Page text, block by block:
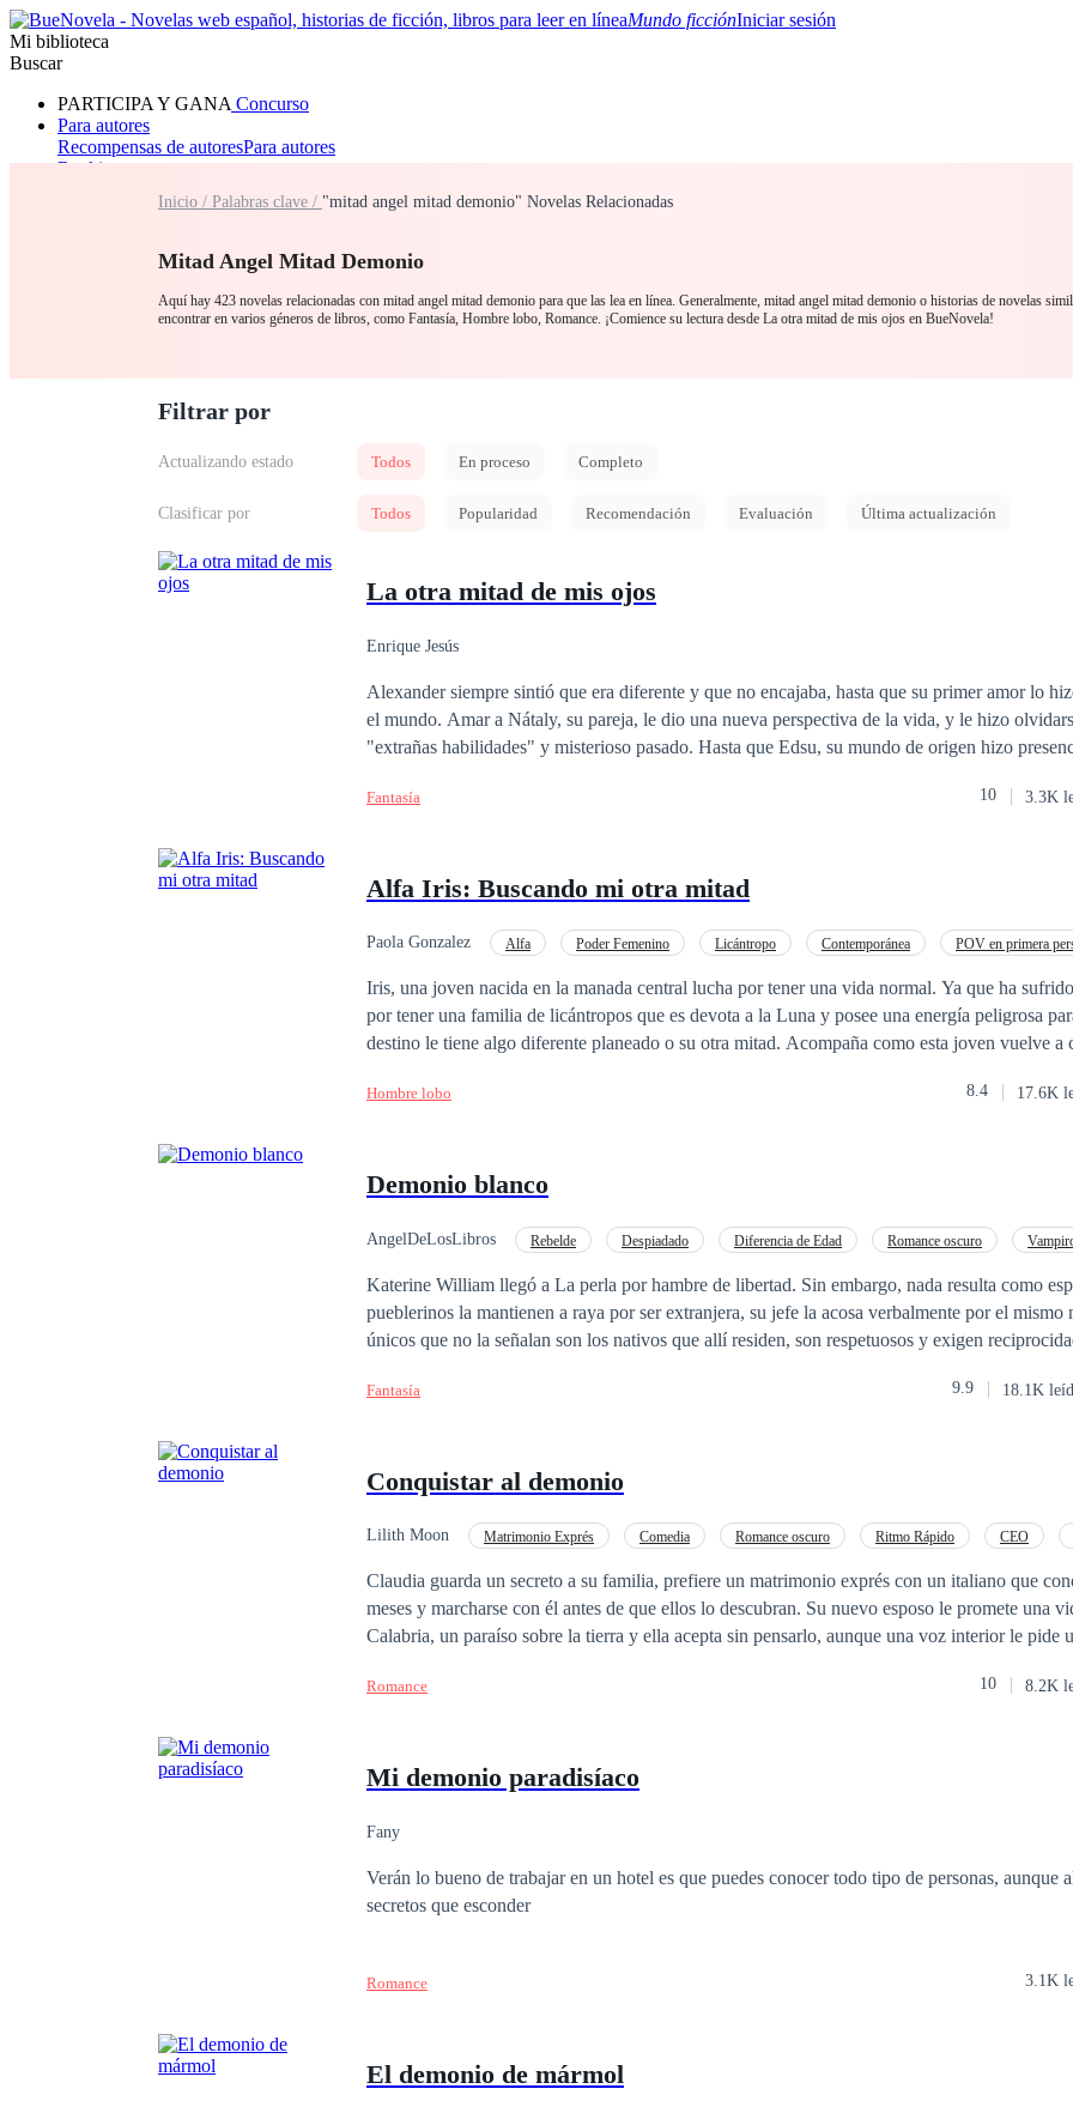
Mundo ficciónIniciar sesión
Mi biblioteca
Buscar
PARTICIPA Y GANA Concurso
Para autores
Recompensas de autoresPara autores
Ranking
RomanceHombre loboMafiaSistemaFantasía
Inicio / Palabras clave / "mitad angel mitad demonio" Novelas Relacionadas
Mitad Angel Mitad Demonio
Aquí hay 423 novelas relacionadas con mitad angel mitad demonio para que las lea en línea. Generalmente, mitad angel mitad demonio o historias de novelas
encontrar en varios géneros de libros, como Fantasía, Hombre lobo, Romance. ¡Comience su lectura desde La otra mitad de mis ojos en BueNovela!
Filtrar por
Actualizando estado Todos En proceso Completo
Clasificar por Todos Popularidad Recomendación Evaluación Última actualización
La otra mitad de mis ojos
Enrique Jesús
Alexander siempre sintió que era diferente y que no encajaba, hasta que su primer amor lo
el mundo. Amar a Nátaly, su pareja, le dio una nueva perspectiva de la vida, y le hizo
"extrañas habilidades" y misterioso pasado. Hasta que Edsu, su mundo de origen hizo
contacto visual con él, le hace sentir un amor incomprensible. Alexander debe decidir con
novio por la herencia y responsabilidad que le corresponde al lado de Diana. Alexander se aventura en un
(Diana) se hace cada vez más fuerte, y si no es capaz de estar seguro de solo amar a Nátaly,
Fantasía 10 3.3K
Alfa Iris: Buscando mi otra mitad
Paola Gonzalez Alfa Poder Femenino Licántropo Contemporánea POV en primera
Iris, una joven nacida en la manada central lucha por tener una vida normal. Ya que ha
por tener una familia de licántropos que es devota a la Luna y posee una energía peligrosa
destino le tiene algo diferente planeado o su otra mitad. Acompaña como esta joven vuelve a
encontrar a su otra mitad.
Hombre lobo 8.4 17.6K
Demonio blanco
AngelDeLosLibros Rebelde Despiadado Diferencia de Edad Romance oscuro
Katerine William llegó a La perla por hambre de libertad. Sin embargo, nada resulta como
pueblerinos la mantienen a raya por ser extranjera, su jefe la acosa verbalmente por el
únicos que no la señalan son los nativos que allí residen, son respetuosos y exigen
cubierta de escarcha, es celosa con los suyos y tiene un guardián que camina en dos piernas.
Fantasía 9.9 18.1K
Conquistar al demonio
Lilith Moon Matrimonio Exprés Comedia Romance oscuro Ritmo Rápido CEO
Claudia guarda un secreto a su familia, prefiere un matrimonio exprés con un italiano que
meses y marcharse con él antes de que ellos lo descubran. Su nuevo esposo le promete una
Calabria, un paraíso sobre la tierra y ella acepta sin pensarlo, aunque una voz interior le pide
Romance 10 8.2K
Mi demonio paradisíaco
Fany
Verán lo bueno de trabajar en un hotel es que puedes conocer todo tipo de personas, aunque
secretos que esconder
Romance 3.1K
El demonio de mármol